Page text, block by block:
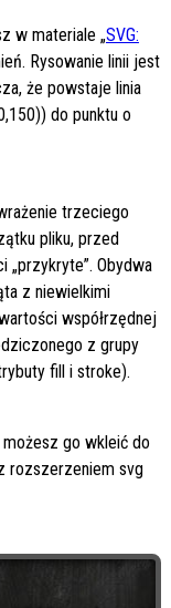
w materiale „SVG:
Rysowanie linii jest
że powstaje linia
do punktu o
trzeciego
pliku, przed
„przykryte”. Obydwa
z niewielkimi
współrzędnej
z grupy
fill i stroke).
możesz go wkleić do
rozszerzeniem svg